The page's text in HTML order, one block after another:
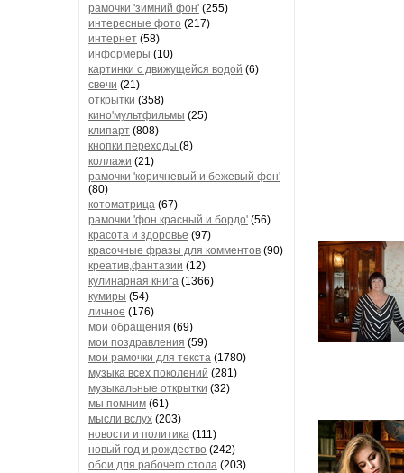
рамочки 'зимний фон' (255)
интересные фото (217)
интернет (58)
информеры (10)
картинки с движущейся водой (6)
свечи (21)
открытки (358)
кино'мультфильмы (25)
клипарт (808)
кнопки переходы (8)
коллажи (21)
рамочки 'коричневый и бежевый фон'
(80)
котоматрица (67)
рамочки 'фон красный и бордо' (56)
красота и здоровье (97)
красочные фразы для комментов (90)
креатив,фантазии (12)
кулинарная книга (1366)
кумиры (54)
личное (176)
мои обращения (69)
мои поздравления (59)
мои рамочки для текста (1780)
музыка всех поколений (281)
музыкальные открытки (32)
мы помним (61)
мысли вслух (203)
новости и политика (111)
новый год и рождество (242)
обои для рабочего стола (203)
В течение
был
В звании
полка